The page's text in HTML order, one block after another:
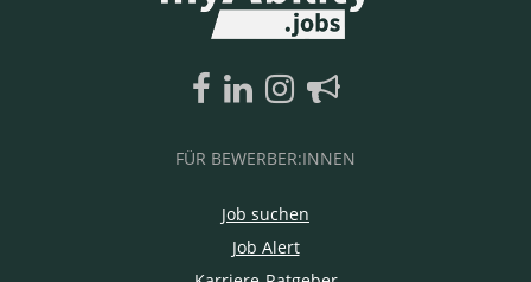
FÜR BEWERBER:INNEN
Job suchen
Job Alert